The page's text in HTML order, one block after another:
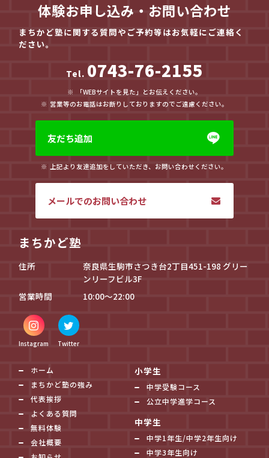
体験お申し込み・お問い合わせ
まちかど塾に関する質問やご予約等はお気軽にご連絡く
ださい。
Tel. 0743-76-2155
「WEBサイトを見た」とお伝えください。
営業等のお電話はお断りしておりますのでご遠慮ください。
友だち追加
上記より友達追加をしていただき、お問い合わせください。
メールでのお問い合わせ
まちかど塾
住所
奈良県生駒市さつき台2丁目451-198 グリー
ンリーフビル3F
営業時間
10:00～22:00
Instagram Twitter
ホーム
まちかど塾の強み
代表挨拶
よくある質問
無料体験
会社概要
小学生
中学受験コース
公立中学進学コース
中学生
中学1年生/中学2年生向け
中学3年生向け